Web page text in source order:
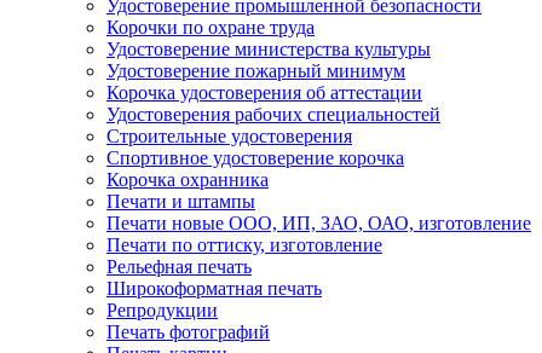
Удостоверение промышленной безопасности
Корочки по охране труда
Удостоверение министерства культуры
Удостоверение пожарный минимум
Корочка удостоверения об аттестации
Удостоверения рабочих специальностей
Строительные удостоверения
Спортивное удостоверение корочка
Корочка охранника
Печати и штампы
Печати новые ООО, ИП, ЗАО, ОАО, изготовление
Печати по оттиску, изготовление
Рельефная печать
Широкоформатная печать
Репродукции
Печать фотографий